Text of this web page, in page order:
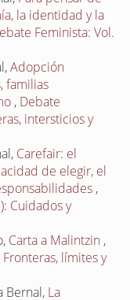
la identidad y la
Feminista: Vol.
Adopción
familias
, Debate
intersticios y
Carefair: el
de elegir, el
,
Cuidados y
Carta a Malintzin ,
límites y
Bernal, La